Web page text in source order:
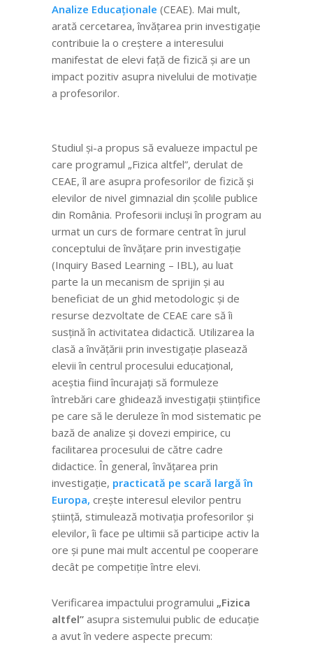
Analize Educaționale (CEAE). Mai mult,
arată cercetarea, învățarea prin investigație
contribuie la o creștere a interesului
manifestat de elevi față de fizică și are un
impact pozitiv asupra nivelului de motivație
a profesorilor.
Studiul și-a propus să evalueze impactul pe
care programul „Fizica altfel”, derulat de
CEAE, îl are asupra profesorilor de fizică și
elevilor de nivel gimnazial din școlile publice
din România. Profesorii incluși în program au
urmat un curs de formare centrat în jurul
conceptului de învățare prin investigație
(Inquiry Based Learning – IBL), au luat
parte la un mecanism de sprijin și au
beneficiat de un ghid metodologic și de
resurse dezvoltate de CEAE care să îi
susțină în activitatea didactică. Utilizarea la
clasă a învățării prin investigație plasează
elevii în centrul procesului educațional,
aceștia fiind încurajați să formuleze
întrebări care ghidează investigații științifice
pe care să le deruleze în mod sistematic pe
bază de analize și dovezi empirice, cu
facilitarea procesului de către cadre
didactice. În general, învățarea prin
investigație, practicată pe scară largă în
Europa, crește interesul elevilor pentru
știință, stimulează motivația profesorilor și
elevilor, îi face pe ultimii să participe activ la
ore și pune mai mult accentul pe cooperare
decât pe competiție între elevi.
Verificarea impactului programului „Fizica
altfel” asupra sistemului public de educație
a avut în vedere aspecte precum: